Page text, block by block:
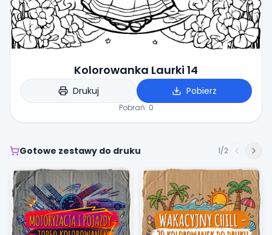
Kolorowanka Laurki 14
Drukuj Pobierz
Pobrań: 0
Gotowe zestawy do druku 1/2